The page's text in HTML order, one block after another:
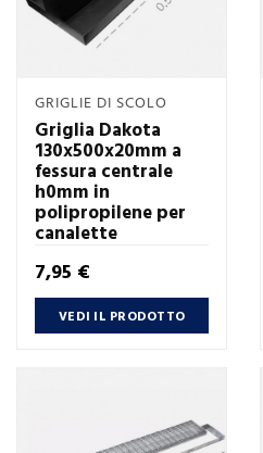
GRIGLIE DI SCOLO
Griglia Dakota
130x500x20mm a
fessura centrale
h0mm in
polipropilene per
canalette
Prezzo
7,95 €
VEDI IL PRODOTTO